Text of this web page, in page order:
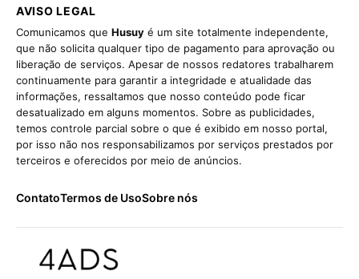
AVISO LEGAL
Comunicamos que Husuy é um site totalmente independente,
que não solicita qualquer tipo de pagamento para aprovação ou
liberação de serviços. Apesar de nossos redatores trabalharem
continuamente para garantir a integridade e atualidade das
informações, ressaltamos que nosso conteúdo pode ficar
desatualizado em alguns momentos. Sobre as publicidades,
temos controle parcial sobre o que é exibido em nosso portal,
por isso não nos responsabilizamos por serviços prestados por
terceiros e oferecidos por meio de anúncios.
ContatoTermos de UsoSobre nós